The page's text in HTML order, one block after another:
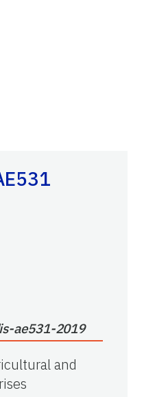
ae531-2019
and